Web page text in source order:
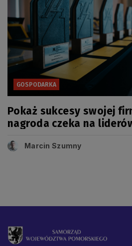
GOSPODARKA
Pokaż sukcesy swojej
nagroda czeka na
Marcin Szumny